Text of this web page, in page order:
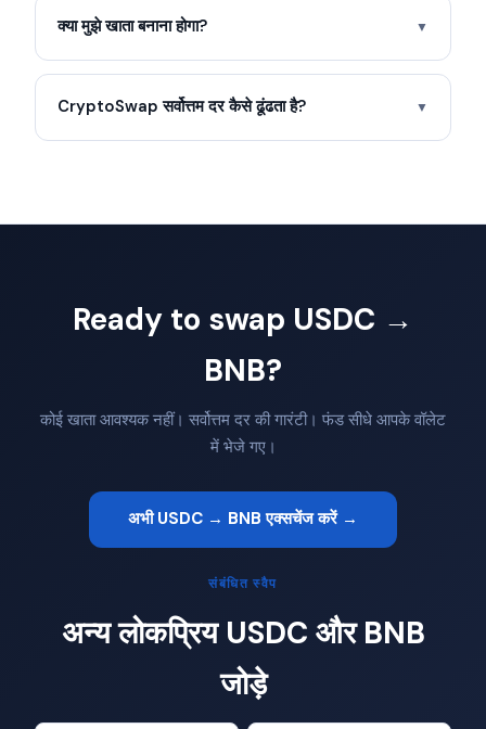
क्या मुझे खाता बनाना होगा? ▼
CryptoSwap सर्वोत्तम दर कैसे ढूंढता है? ▼
Ready to swap USDC →
BNB?
कोई खाता आवश्यक नहीं। सर्वोत्तम दर की गारंटी। फंड सीधे आपके वॉलेट
में भेजे गए।
अभी USDC → BNB एक्सचेंज करें →
संबंधित स्वैप
अन्य लोकप्रिय USDC और BNB
जोड़े